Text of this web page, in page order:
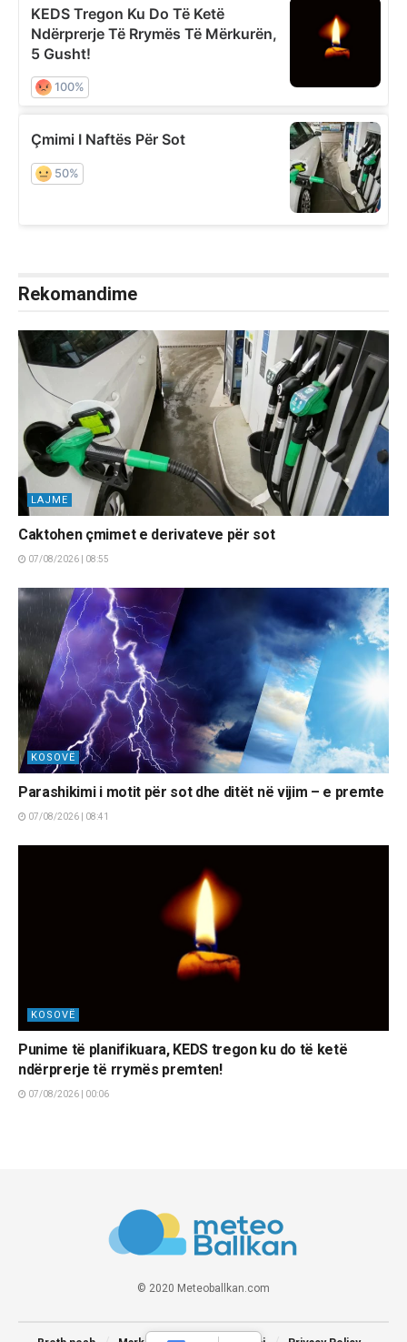
Rekomandime
LAJME
Caktohen çmimet e derivateve për sot
07/08/2026 | 08:55
KOSOVË
Parashikimi i motit për sot dhe ditët në vijim – e premte
07/08/2026 | 08:41
KOSOVË
Punime të planifikuara, KEDS tregon ku do të ketë
ndërprerje të rrymës premten!
07/08/2026 | 00:06
© 2020 Meteoballkan.com